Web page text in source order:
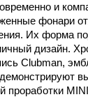
и
фонари
Их форма
дизайн.
Clubman,
проработки